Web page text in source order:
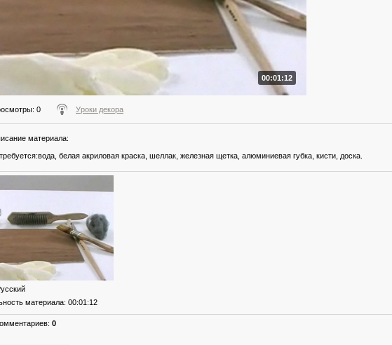
00:01:12
: 0 Уроки декора
материала:
белая акриловая краска, шеллак, железная щетка, алюминиевая губка, кисти, доска.
материала: 00:01:12
: 0